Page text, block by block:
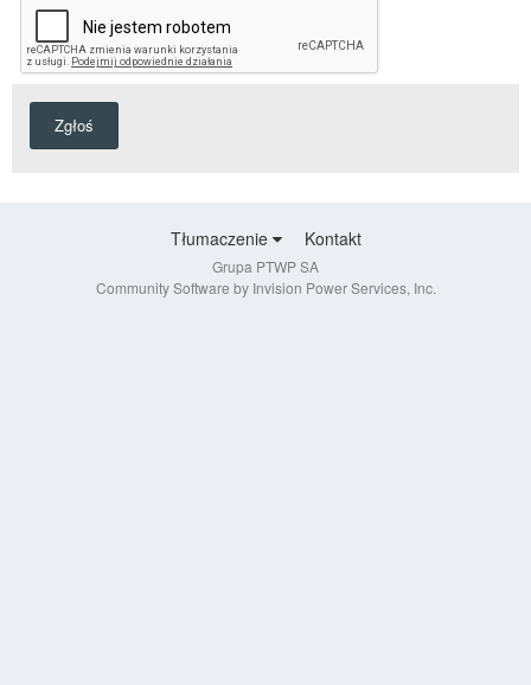
Zgłoś
Tłumaczenie Kontakt
Grupa PTWP SA
Community Software by Invision Power Services, Inc.